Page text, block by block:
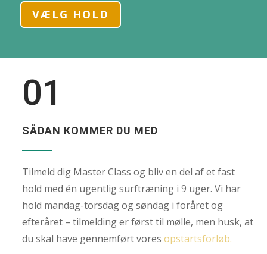
VÆLG HOLD
01
SÅDAN KOMMER DU MED
Tilmeld dig Master Class og bliv en del af et fast
hold med én ugentlig surftræning i 9 uger. Vi har
hold mandag-torsdag og søndag i foråret og
efteråret – tilmelding er først til mølle, men husk, at
du skal have gennemført voresopstartsforløb.